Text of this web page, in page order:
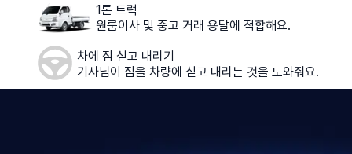
1톤 트럭
원룸이사 및 중고 거래 용달에 적합해요.
차에 짐 싣고 내리기
기사님이 짐을 차량에 싣고 내리는 것을 도와줘요.